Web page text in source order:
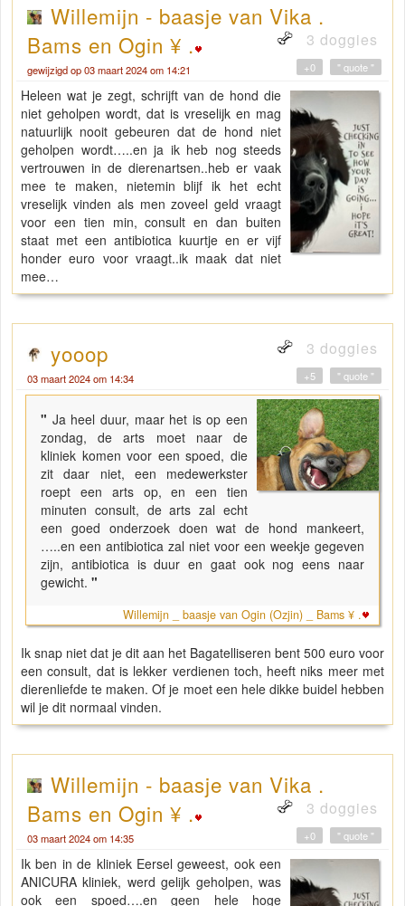
Willemijn - baasje van Vika .
Bams en Ogin ¥ .
3 doggies
gewijzigd op 03 maart 2024 om 14:21 " quote "
+0
Heleen wat je zegt, schrijft van de hond die
niet geholpen wordt, dat is vreselijk en mag
natuurlijk nooit gebeuren dat de hond niet
geholpen wordt…..en ja ik heb nog steeds
vertrouwen in de dierenartsen..heb er vaak
mee te maken, nietemin blijf ik het echt
vreselijk vinden als men zoveel geld vraagt
voor een tien min, consult en dan buiten
staat met een antibiotica kuurtje en er vijf
honder euro voor vraagt..ik maak dat niet
mee…
yooop 3 doggies
03 maart 2024 om 14:34 " quote "
+5
" Ja heel duur, maar het is op een
zondag, de arts moet naar de
kliniek komen voor een spoed, die
zit daar niet, een medewerkster
roept een arts op, en een tien
minuten consult, de arts zal echt
een goed onderzoek doen wat de hond mankeert,
…..en een antibiotica zal niet voor een weekje gegeven
zijn, antibiotica is duur en gaat ook nog eens naar
gewicht. "
Willemijn _ baasje van Ogin (Ozjin) _ Bams ¥ .
Ik snap niet dat je dit aan het Bagatelliseren bent 500 euro voor
een consult, dat is lekker verdienen toch, heeft niks meer met
dierenliefde te maken. Of je moet een hele dikke buidel hebben
wil je dit normaal vinden.
Willemijn - baasje van Vika .
Bams en Ogin ¥ .
3 doggies
03 maart 2024 om 14:35 " quote "
+0
Ik ben in de kliniek Eersel geweest, ook een
ANICURA kliniek, werd gelijk geholpen, was
ook een spoed….en geen hele hoge